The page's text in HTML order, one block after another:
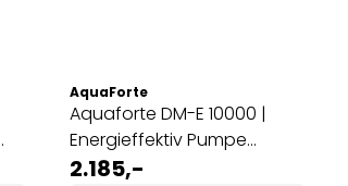
AquaForte
Aquaforte DM-E 10000 |
Energieffektiv Pumpe
for Hagedam
2.185,-